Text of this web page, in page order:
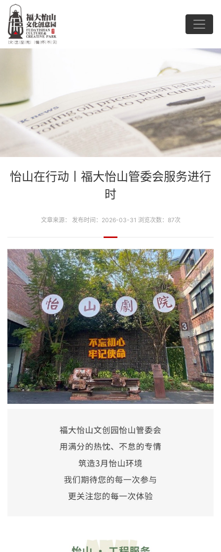
怡山在行动丨福大怡山管委会服务进行
时
文章来源： 发布时间：2026-03-31 浏览次数：87次